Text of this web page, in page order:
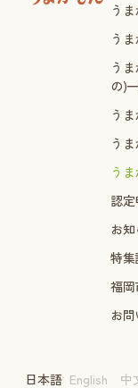
う
う
う
の)
う
う
う
認定
お
特
福
お
日本語 English 中